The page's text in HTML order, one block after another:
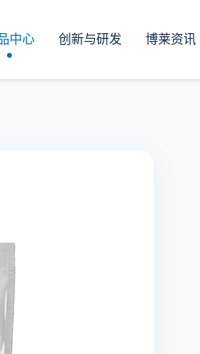
中心 创新与研发 博莱资讯